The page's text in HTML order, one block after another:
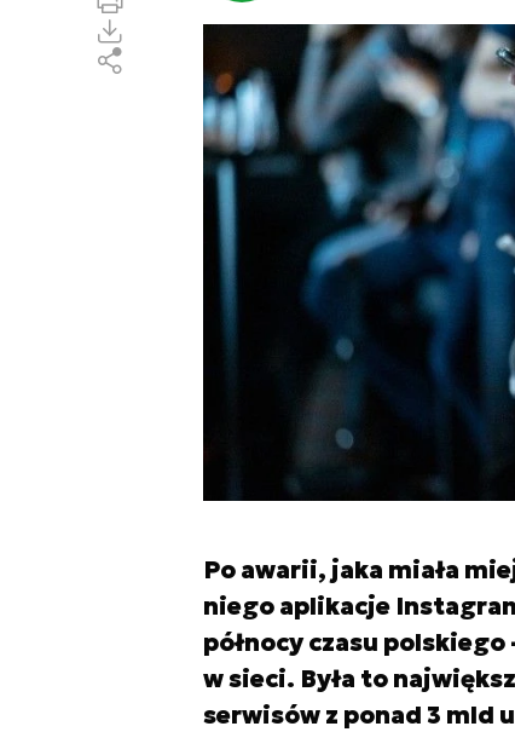
Po awarii, jaka miała
niego aplikacje
północy czasu
w sieci. Była to
serwisów z ponad 3 mld